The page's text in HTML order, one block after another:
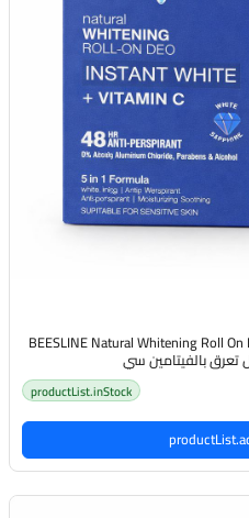
BEESLINE Natural Whitening Roll
productList.inStock